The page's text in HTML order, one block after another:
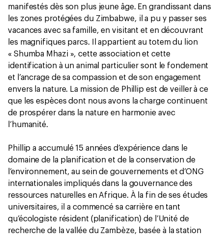
manifestés dès son plus jeune âge. En grandissant dans
les zones protégées du Zimbabwe, il a pu y passer ses
vacances avec sa famille, en visitant et en découvrant
les magnifiques parcs. Il appartient au totem du lion
« Shumba Mhazi », cette association et cette
identification à un animal particulier sont le fondement
et l’ancrage de sa compassion et de son engagement
envers la nature. La mission de Phillip est de veiller à ce
que les espèces dont nous avons la charge continuent
de prospérer dans la nature en harmonie avec
l’humanité.
Phillip a accumulé 15 années d’expérience dans le
domaine de la planification et de la conservation de
l’environnement, au sein de gouvernements et d’ONG
internationales impliqués dans la gouvernance des
ressources naturelles en Afrique. À la fin de ses études
universitaires, il a commencé sa carrière en tant
qu’écologiste résident (planification) de l’Unité de
recherche de la vallée du Zambèze, basée à la station